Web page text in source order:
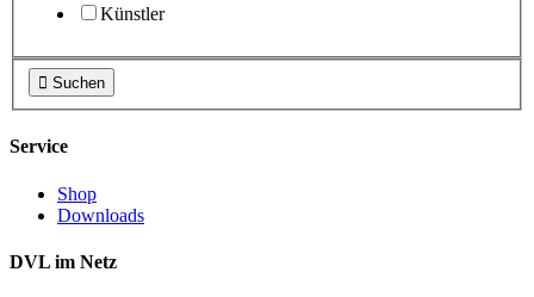
Künstler
 Suchen
Service
Shop
Downloads
DVL im Netz